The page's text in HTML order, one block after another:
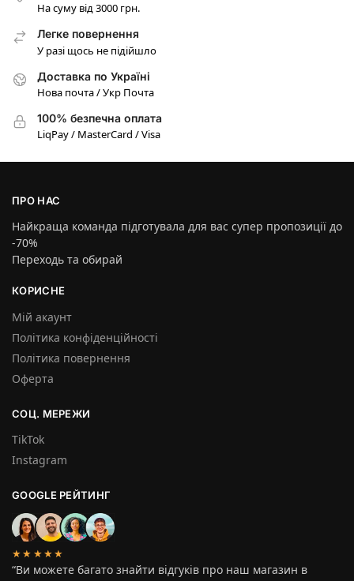
На суму від 3000 грн.
Легке повернення
У разі щось не підійшло
Доставка по Україні
Нова почта / Укр Почта
100% безпечна оплата
LiqPay / MasterCard / Visa
ПРО НАС
Найкраща команда підготувала для вас супер пропозиції до
-70%
Переходь та обирай
КОРИСНЕ
Мій акаунт
Політика конфіденційності
Політика повернення
Оферта
СОЦ. МЕРЕЖИ
TikTok
Instagram
GOOGLE РЕЙТИНГ
★★★★★
“Ви можете багато знайти відгуків про наш магазин в